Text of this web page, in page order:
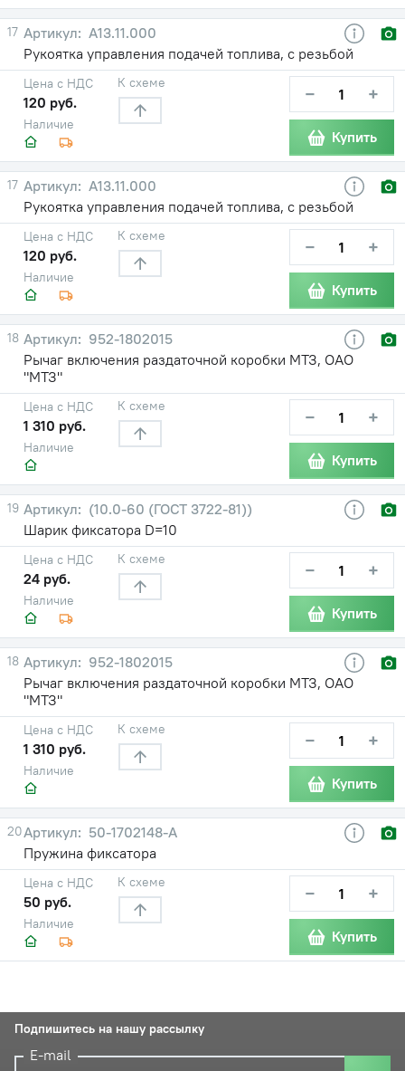
17
А13.11.000
Рукоятка управления подачей топлива, с резьбой
Наличие
Цена с НДС
120 руб.
К схеме − +
Купить
17
А13.11.000
Рукоятка управления подачей топлива, с резьбой
Наличие
Цена с НДС
120 руб.
К схеме − +
Купить
18
952-1802015
Рычаг включения раздаточной коробки МТЗ, ОАО
"МТЗ"
Наличие
Цена с НДС
1 310 руб.
К схеме − +
Купить
19
(10.0-60 (ГОСТ 3722-81))
Шарик фиксатора D=10
Наличие
Цена с НДС
24 руб.
К схеме − +
Купить
18
952-1802015
Рычаг включения раздаточной коробки МТЗ, ОАО
"МТЗ"
Наличие
Цена с НДС
1 310 руб.
К схеме − +
Купить
20
50-1702148-А
Пружина фиксатора
Наличие
Цена с НДС
50 руб.
К схеме − +
Купить
Подпишитесь на нашу рассылку
E-mail